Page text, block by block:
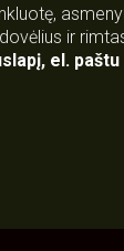
ir
, el. paštu